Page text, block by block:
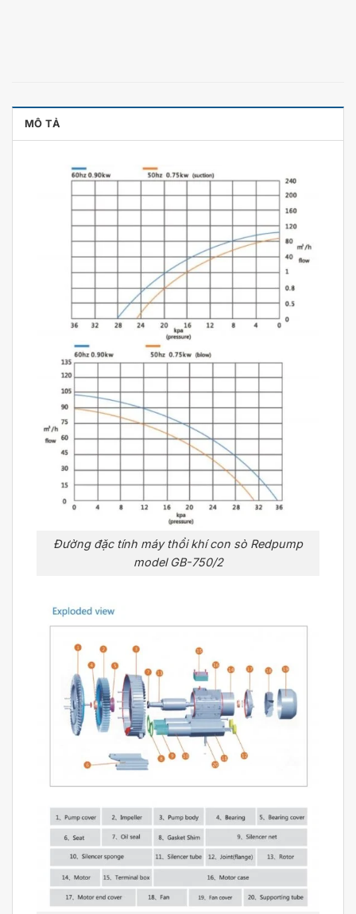
MÔ TẢ
Đường đặc tính máy thổi khí con sò Redpump
model GB-750/2